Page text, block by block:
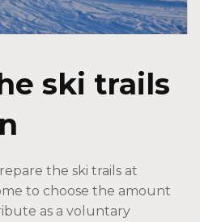
ski trails
the ski trails at
to choose the amount
as a voluntary